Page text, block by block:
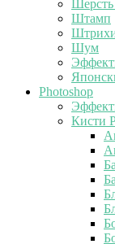
Штамп
Шум
Photoshop
Кисти